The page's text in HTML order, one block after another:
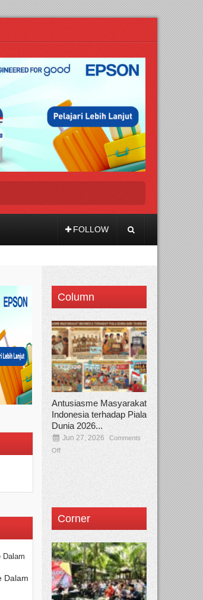
FOLLOW
Dalam
Column
Antusiasme Masyarakat
Indonesia terhadap Piala
Dunia 2026...
Jun 27, 2026
Comments
Off
Corner